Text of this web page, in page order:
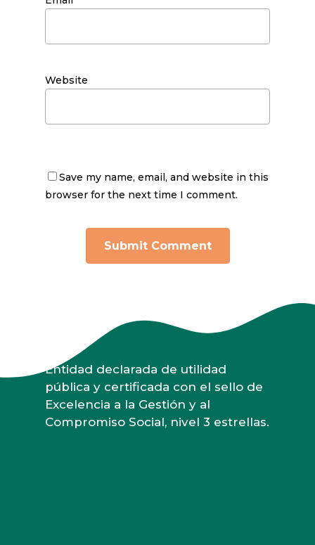
Website
Save my name, email, and website in this
browser for the next time I comment.
Entidad declarada de utilidad
pública y certificada con el sello de
Excelencia a la Gestión y al
Compromiso Social, nivel 3 estrellas.